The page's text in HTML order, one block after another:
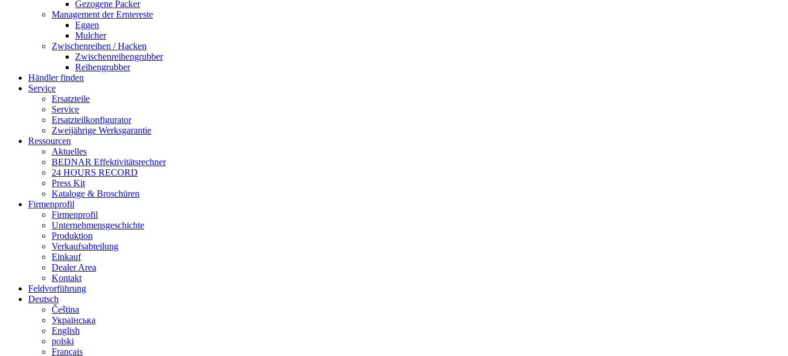
Gezogene Packer
Management der Erntereste
Eggen
Mulcher
Zwischenreihen / Hacken
Zwischenreihengrubber
Reihengrubber
Händler finden
Service
Ersatzteile
Service
Ersatzteilkonfigurator
Zweijährige Werksgarantie
Ressourcen
Aktuelles
BEDNAR Effektivitätsrechner
24 HOURS RECORD
Press Kit
Kataloge & Broschüren
Firmenprofil
Firmenprofil
Unternehmensgeschichte
Produktion
Verkaufsabteilung
Einkauf
Dealer Area
Kontakt
Feldvorführung
Deutsch
Čeština
Українська
English
polski
Français